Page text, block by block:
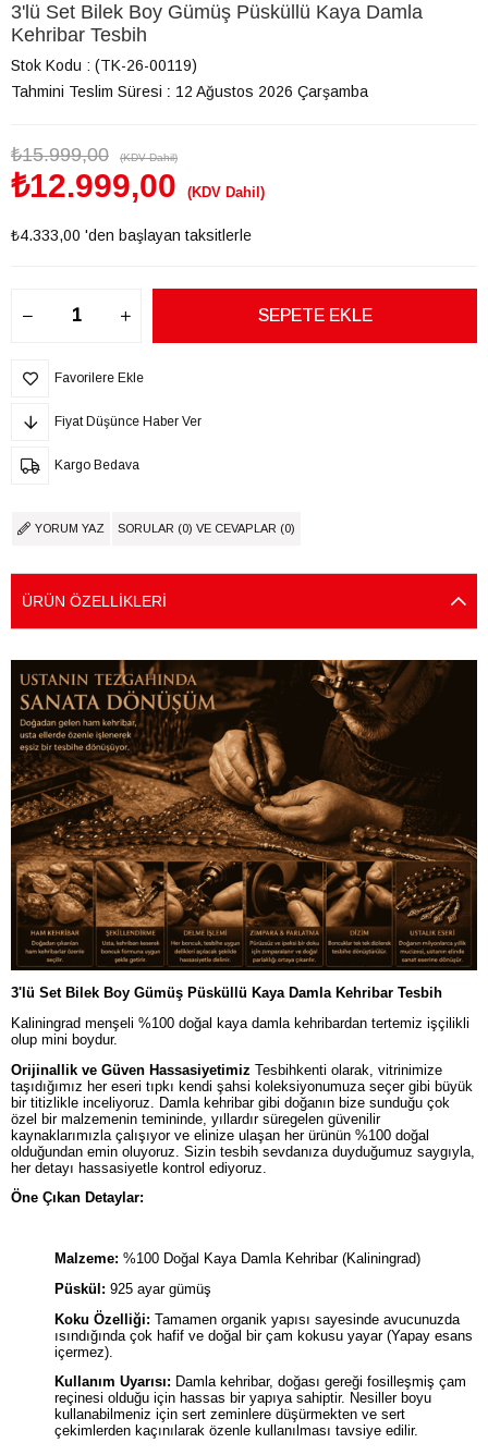
3'lü Set Bilek Boy Gümüş Püsküllü Kaya Damla
Kehribar Tesbih
Stok Kodu
(TK-26-00119)
Tahmini Teslim Süresi : 12 Ağustos 2026 Çarşamba
₺15.999,00 (KDV Dahil)
₺12.999,00 (KDV Dahil)
₺4.333,00 'den başlayan taksitlerle
Favorilere Ekle
Fiyat Düşünce Haber Ver
Kargo Bedava
YORUM YAZ SORULAR (0) VE CEVAPLAR (0)
ÜRÜN ÖZELLIKLERI
3'lü Set Bilek Boy Gümüş Püsküllü Kaya Damla Kehribar Tesbih
Kaliningrad menşeli %100 doğal kaya damla kehribardan tertemiz işçilikli
olup mini boydur.
Orijinallik ve Güven Hassasiyetimiz Tesbihkenti olarak, vitrinimize
taşıdığımız her eseri tıpkı kendi şahsi koleksiyonumuza seçer gibi büyük
bir titizlikle inceliyoruz. Damla kehribar gibi doğanın bize sunduğu çok
özel bir malzemenin temininde, yıllardır süregelen güvenilir
kaynaklarımızla çalışıyor ve elinize ulaşan her ürünün %100 doğal
olduğundan emin oluyoruz. Sizin tesbih sevdanıza duyduğumuz saygıyla,
her detayı hassasiyetle kontrol ediyoruz.
Öne Çıkan Detaylar:
Malzeme: %100 Doğal Kaya Damla Kehribar (Kaliningrad)
Püskül: 925 ayar gümüş
Koku Özelliği: Tamamen organik yapısı sayesinde avucunuzda
ısındığında çok hafif ve doğal bir çam kokusu yayar (Yapay esans
içermez).
Kullanım Uyarısı: Damla kehribar, doğası gereği fosilleşmiş çam
reçinesi olduğu için hassas bir yapıya sahiptir. Nesiller boyu
kullanabilmeniz için sert zeminlere düşürmekten ve sert
çekimlerden kaçınılarak özenle kullanılması tavsiye edilir.